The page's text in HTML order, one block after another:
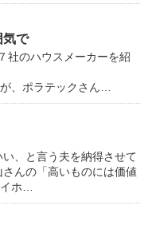
気で
社のハウスメーカーを紹
、ポラテックさん…
、と言う夫を納得させて
んの「高いものには価値
ホ…